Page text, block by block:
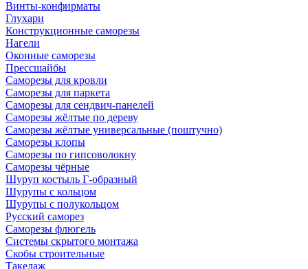
Винты-конфирматы
Глухари
Конструкционные саморезы
Нагели
Оконные саморезы
Прессшайбы
Саморезы для кровли
Саморезы для паркета
Саморезы для сендвич-панелей
Саморезы жёлтые по дереву
Саморезы жёлтые универсальные (поштучно)
Саморезы клопы
Саморезы по гипсоволокну
Саморезы чёрные
Шуруп костыль Г-образный
Шурупы с кольцом
Шурупы с полукольцом
Русский саморез
Саморезы флюгель
Системы скрытого монтажа
Скобы строительные
Такелаж